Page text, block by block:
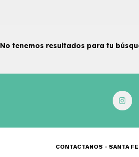
No tenemos resultados para tu
CONTACTANOS - SANTA